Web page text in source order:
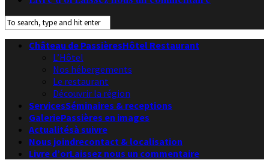
Château de PassièresHôtel Restaurant
L’Hôtel
Nos hébergements
Le restaurant
Découvrir la région
ServicesSéminaires & receptions
GaleriePassières en images
Actualitésà suivre
Nous joindrecontact & localisation
Livre d’orLaissez nous un commentaire